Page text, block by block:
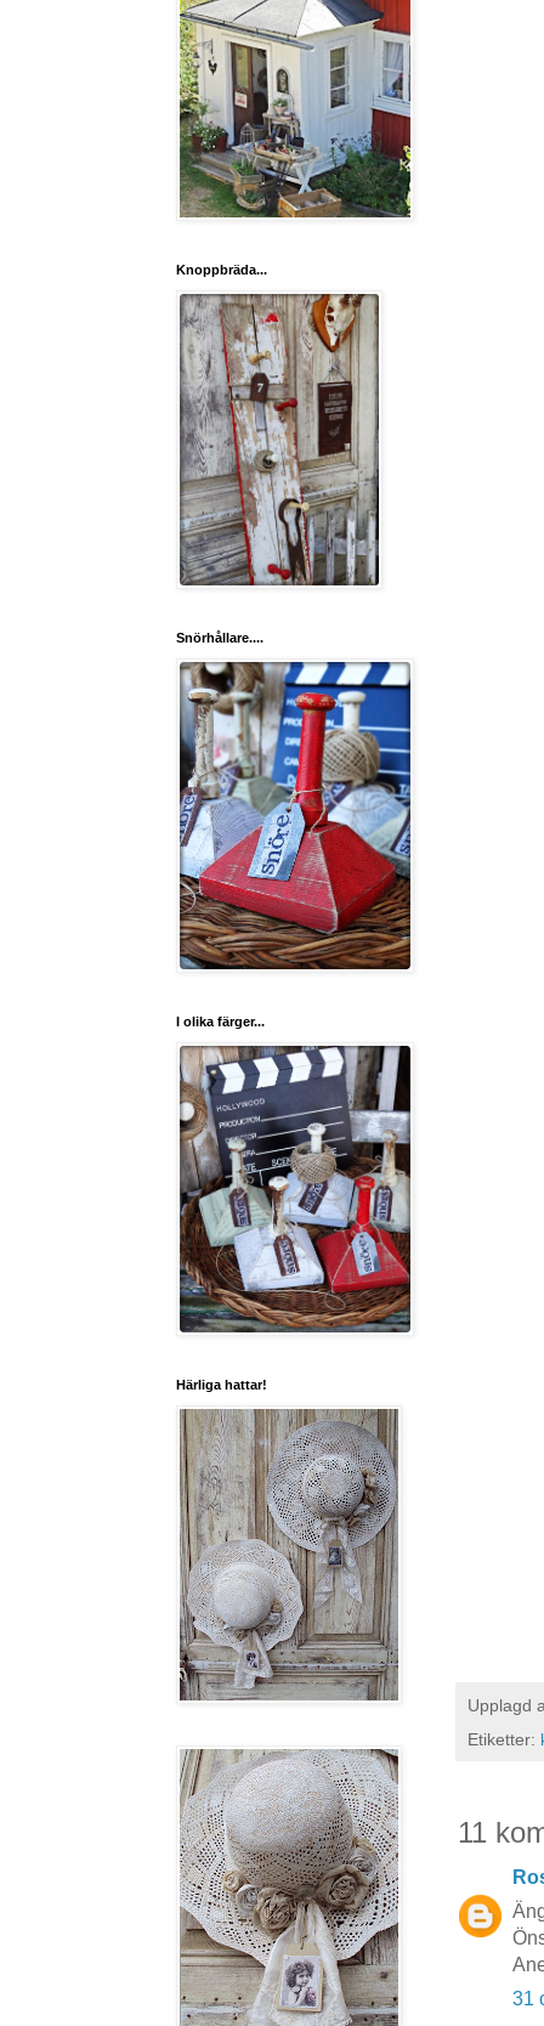
Upplagd
Etiketter:
11
31
Knoppbräda...
Snörhållare....
I olika färger...
Härliga hattar!